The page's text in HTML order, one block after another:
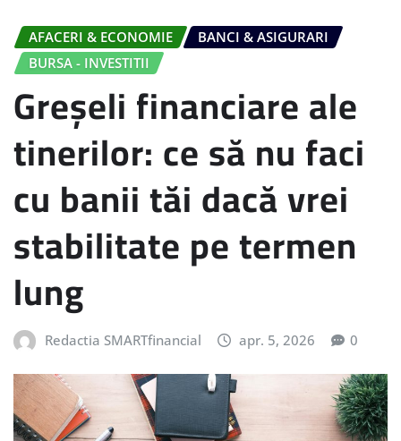
AFACERI & ECONOMIE
BANCI & ASIGURARI
BURSA - INVESTITII
Greșeli financiare ale
tinerilor: ce să nu faci
cu banii tăi dacă vrei
stabilitate pe termen
lung
Redactia SMARTfinancial apr. 5, 2026 0